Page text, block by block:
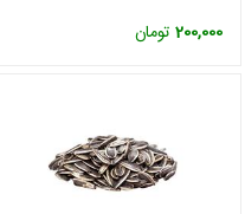
200,000 تومان